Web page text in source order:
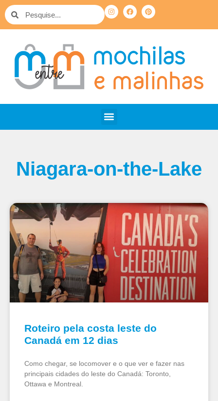
Niagara-on-the-Lake
Roteiro pela costa leste do
Canadá em 12 dias
Como chegar, se locomover e o que ver e fazer nas
principais cidades do leste do Canadá: Toronto,
Ottawa e Montreal.